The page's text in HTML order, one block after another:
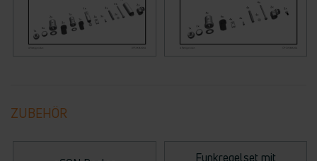
ZUBEHÖR
Funkregelset mit